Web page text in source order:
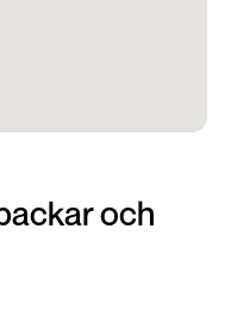
och